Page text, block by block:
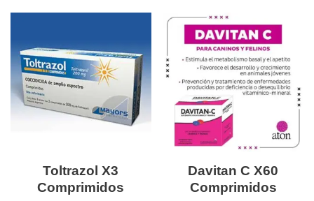
Toltrazol X3
Comprimidos
Davitan C X60
Comprimidos